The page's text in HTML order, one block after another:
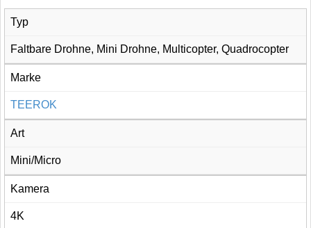
Typ
Faltbare Drohne, Mini Drohne, Multicopter, Quadrocopter
Marke
TEEROK
Art
Mini/Micro
Kamera
4K